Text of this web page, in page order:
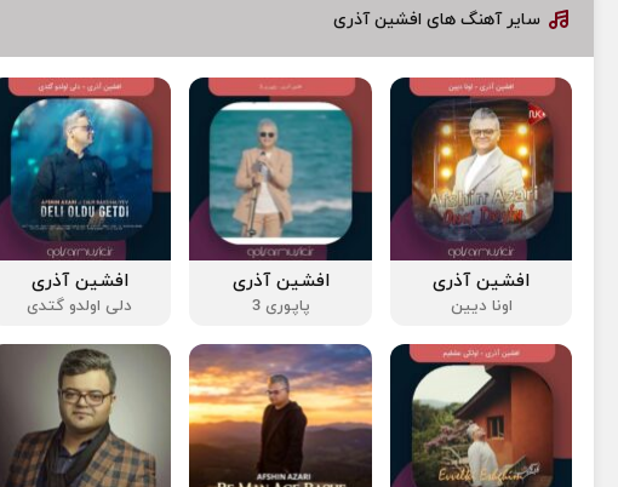
سایر آهنگ های افشین آذری
افشین آذری
اونا دیین
افشین آذری
پاپوری 3
افشین آذری
دلی اولدو گتدی